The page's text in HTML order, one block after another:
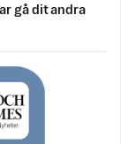
gå dit andra